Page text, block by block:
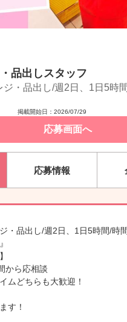
品出しスタッフ
ジ・品出し/週2日、1日5時
掲載開始日： 2026/07/29
応募画面へ
応募情報
・品出し/週2日、1日5時間/時
から応相談
ムどちらも大歓迎！
す！